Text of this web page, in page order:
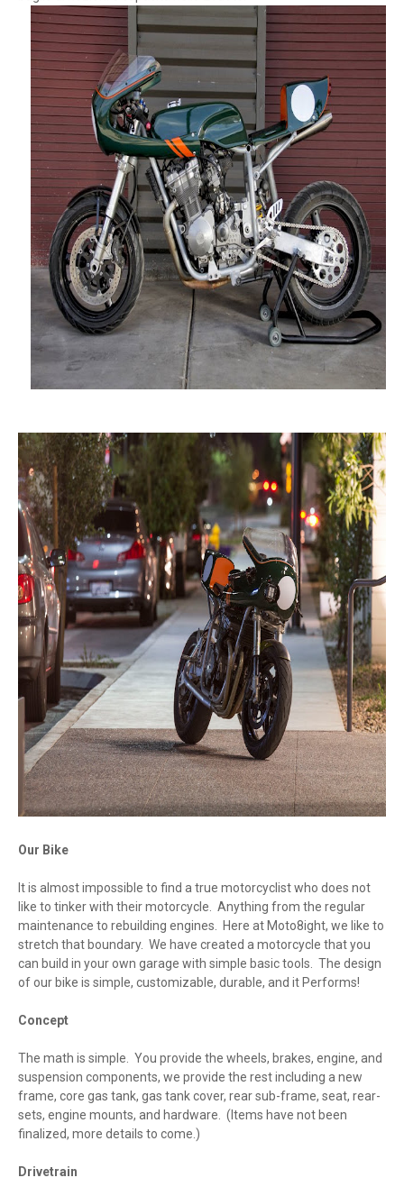
Our Bike
It is almost impossible to find a true motorcyclist who does not
like to tinker with their motorcycle. Anything from the regular
maintenance to rebuilding engines. Here at Moto8ight, we like to
stretch that boundary. We have created a motorcycle that you
can build in your own garage with simple basic tools. The design
of our bike is simple, customizable, durable, and it Performs!
Concept
The math is simple. You provide the wheels, brakes, engine, and
suspension components, we provide the rest including a new
frame, core gas tank, gas tank cover, rear sub-frame, seat, rear-
sets, engine mounts, and hardware. (Items have not been
finalized, more details to come.)
Drivetrain